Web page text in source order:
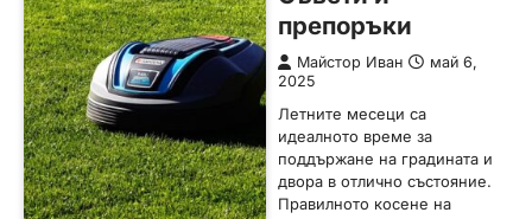
препоръки
Майстор Иван
май 6,
2025
Летните месеци са
идеалното време за
поддържане на градината и
двора в отлично състояние.
Правилното косене на